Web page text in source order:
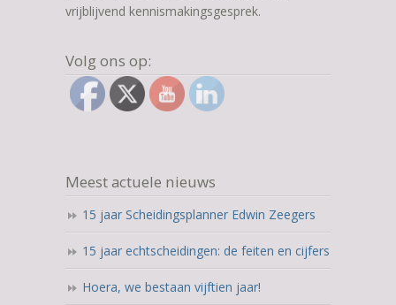
vrijblijvend kennismakingsgesprek.
Volg ons op:
Meest actuele nieuws
15 jaar Scheidingsplanner Edwin Zeegers
15 jaar echtscheidingen: de feiten en cijfers
Hoera, we bestaan vijftien jaar!